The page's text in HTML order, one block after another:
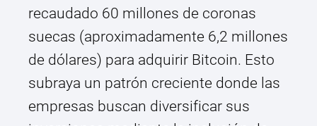
recaudado 60 millones de coronas
suecas (aproximadamente 6,2 millones
de dólares) para adquirir Bitcoin. Esto
subraya un patrón creciente donde las
empresas buscan diversificar sus